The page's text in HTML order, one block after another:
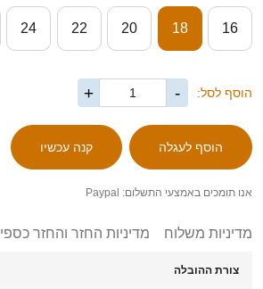
16
18
20
22
24
הוסף לסל: -
+
אנו תומכים באמצעי התשלום: Paypal
מדיניות משלוח מדיניות החזר והחזר כספי
צורת ההובלה